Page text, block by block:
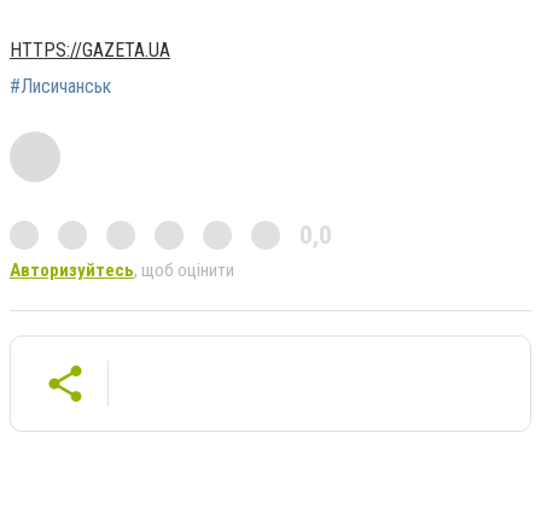
HTTPS://GAZETA.UA
#Лисичанськ
0,0
Авторизуйтесь, щоб оцінити